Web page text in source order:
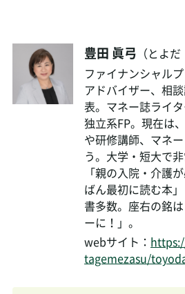
豊田 眞弓 （とよだ
ファイナンシャル
アドバイザー、相
表。マネー誌ライ
独立系FP。現在は
や研修講師、マネ
う。大学・短大で
「親の入院・介護
ばん最初に読む本
書多数。座右の銘
ーに！」。
webサイト：
tagemezasu/